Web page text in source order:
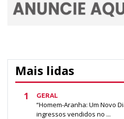
Mais lidas
1 GERAL
“Homem-Aranha: Um Novo
ingressos vendidos no ...